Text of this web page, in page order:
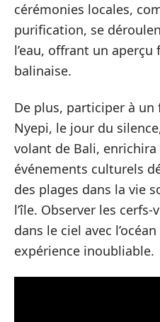
cérémonies locales,
purification, se
l’eau, offrant un
balinaise.
De plus, participer à
Nyepi, le jour du
volant de Bali, enrichira
événements culturels
des plages dans la vie
l’île. Observer les
dans le ciel avec
expérience inoubliable.